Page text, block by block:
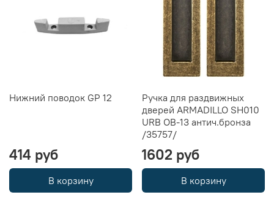
Нижний поводок GP 12
414 руб
В корзину
Ручка для раздвижных
дверей ARMADILLO SH010
URB OB-13 антич.бронза
/35757/
1602 руб
В корзину